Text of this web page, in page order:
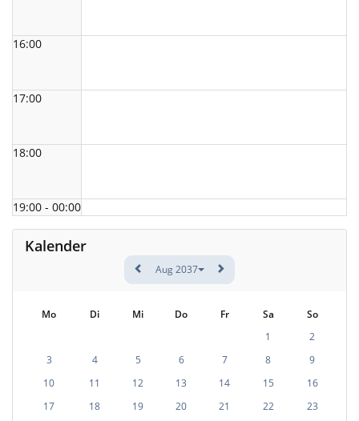
16:00
17:00
18:00
19:00 - 00:00
Kalender
Aug 2037
Mo Di Mi Do Fr Sa
So
1
2
3
4 5 6 7 8
9
10
11 12 13 14 15
16
17
18 19 20 21 22
23